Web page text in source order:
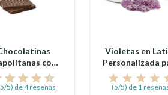
con
Envoltorio...
5) de 4 reseñas
Violetas en
Personalizada
Cumpleaños
(5/5) de 1